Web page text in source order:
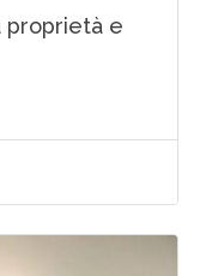
proprietà e